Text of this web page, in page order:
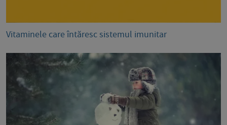
Vitaminele care întăresc sistemul imunitar